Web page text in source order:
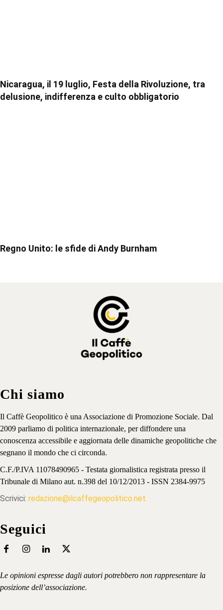
Nicaragua, il 19 luglio, Festa della Rivoluzione, tra
delusione, indifferenza e culto obbligatorio
Regno Unito: le sfide di Andy Burnham
Chi siamo
Il Caffè Geopolitico è una Associazione di Promozione Sociale. Dal
2009 parliamo di politica internazionale, per diffondere una
conoscenza accessibile e aggiornata delle dinamiche geopolitiche che
segnano il mondo che ci circonda.
C.F./P.IVA 11078490965 - Testata giornalistica registrata presso il
Tribunale di Milano aut. n.398 del 10/12/2013 - ISSN 2384-9975
Scrivici: redazione@ilcaffegeopolitico.net
Seguici
Le opinioni espresse dagli autori potrebbero non rappresentare la
posizione dell’associazione.